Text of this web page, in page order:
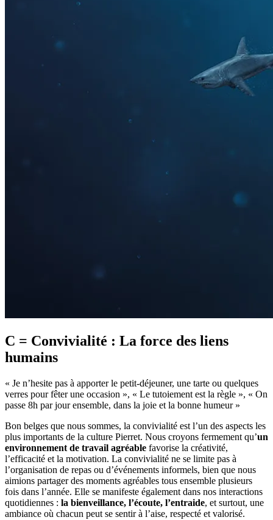
C = Convivialité : La force des liens
humains
« Je n’hesite pas à apporter le petit-déjeuner, une tarte ou quelques
verres pour fêter une occasion », « Le tutoiement est la règle », « On
passe 8h par jour ensemble, dans la joie et la bonne humeur »
Bon belges que nous sommes, la convivialité est l’un des aspects les
plus importants de la culture Pierret. Nous croyons fermement qu’un
environnement de travail agréable favorise la créativité,
l’efficacité et la motivation. La convivialité ne se limite pas à
l’organisation de repas ou d’événements informels, bien que nous
aimions partager des moments agréables tous ensemble plusieurs
fois dans l’année. Elle se manifeste également dans nos interactions
quotidiennes : la bienveillance, l’écoute, l’entraide, et surtout, une
ambiance où chacun peut se sentir à l’aise, respecté et valorisé.